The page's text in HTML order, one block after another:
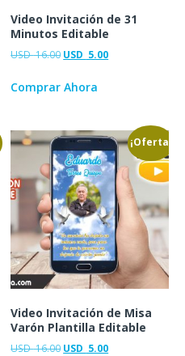
Video Invitación de 31
Minutos Editable
USD16.00 USD 5.00
Comprar Ahora
¡Oferta!
Video Invitación de Misa
Varón Plantilla Editable
USD16.00 USD 5.00